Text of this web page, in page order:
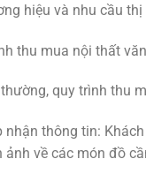
hiệu và nhu cầu
thu mua nội thất
quy trình thu
nhận thông tin:
ảnh về các món đồ